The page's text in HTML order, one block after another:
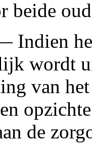
beide
Indien
wordt
van
de